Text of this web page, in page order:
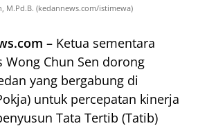
M.Pd.B. (kedannews.com/istimewa)
– Ketua sementara
Wong Chun Sen dorong
yang bergabung di
untuk percepatan kinerja
Tata Tertib (Tatib)